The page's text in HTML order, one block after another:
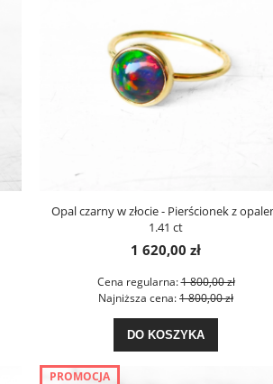
Opal czarny w złocie - Pierścionek z
1.41 ct
1 620,00 zł
Cena regularna:1 800,00 zł
Najniższa cena:1 800,00 zł
DO KOSZYKA
PROMOCJA